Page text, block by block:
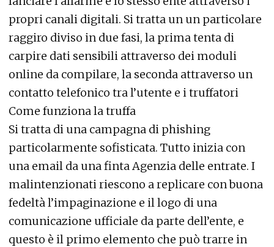
propri canali digitali. Si tratta un un particolare
raggiro diviso in due fasi, la prima tenta di
carpire dati sensibili attraverso dei moduli
online da compilare, la seconda attraverso un
contatto telefonico tra l’utente e i truffatori
Come funziona la truffa
Si tratta di una campagna di phishing
particolarmente sofisticata. Tutto inizia con
una email da una finta Agenzia delle entrate. I
malintenzionati riescono a replicare con buona
fedeltà l’impaginazione e il logo di una
comunicazione ufficiale da parte dell’ente, e
questo è il primo elemento che può trarre in